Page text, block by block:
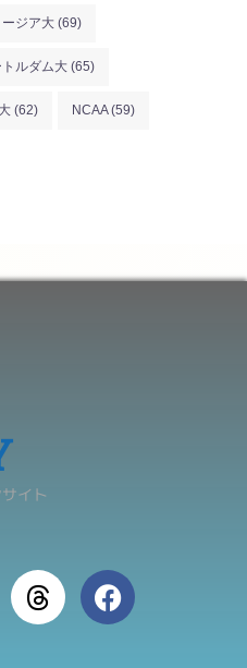
ージア大 (69)
トルダム大 (65)
(62) NCAA(59)
イト